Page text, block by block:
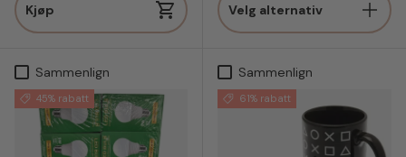
Kjøp Velg alternativ
Sammenlign
45% rabatt
Sammenlign
61% rabatt